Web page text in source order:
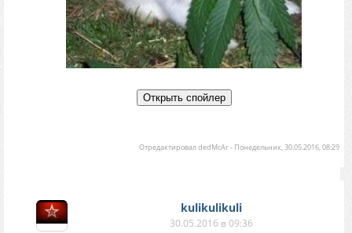
ОтредактировалdedMcAr- Понедельник, 30.05.2016, 08:29
kulikulikuli
30.05.2016 в 09:36